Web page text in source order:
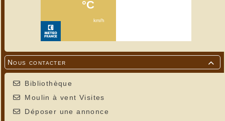

Nous contacter
Bibliothèque
Moulin à vent Visites
Déposer une annonce